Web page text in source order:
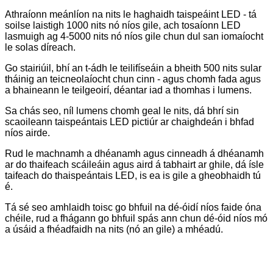
Athraíonn meánlíon na nits le haghaidh taispeáint LED - tá
soilse laistigh 1000 nits nó níos gile, ach tosaíonn LED
lasmuigh ag 4-5000 nits nó níos gile chun dul san iomaíocht
le solas díreach.
Go stairiúil, bhí an t-ádh le teilifíseáin a bheith 500 nits sular
tháinig an teicneolaíocht chun cinn - agus chomh fada agus
a bhaineann le teilgeoirí, déantar iad a thomhas i lumens.
Sa chás seo, níl lumens chomh geal le nits, dá bhrí sin
scaoileann taispeántais LED pictiúr ar chaighdeán i bhfad
níos airde.
Rud le machnamh a dhéanamh agus cinneadh á dhéanamh
ar do thaifeach scáileáin agus aird á tabhairt ar ghile, dá ísle
taifeach do thaispeántais LED, is ea is gile a gheobhaidh tú
é.
Tá sé seo amhlaidh toisc go bhfuil na dé-óidí níos faide óna
chéile, rud a fhágann go bhfuil spás ann chun dé-óid níos mó
a úsáid a fhéadfaidh na nits (nó an gile) a mhéadú.